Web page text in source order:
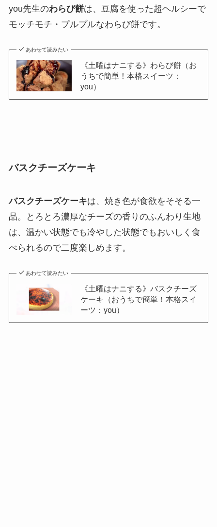
you先生のわらび餅は、豆腐を使った超ヘルシーで
モッチモチ・プルプルなわらび餅です。
あわせて読みたい
《土曜はナニする》わらび餅（お
うちで簡単！本格スイーツ：
you）
バスクチーズケーキ
バスクチーズケーキは、焼き色が食欲をそそる一
品。とろとろ濃厚なチーズの香りのふんわり生地
は、温かい状態でも冷やした状態でもおいしく食
べられるので二度楽しめます。
あわせて読みたい
《土曜はナニする》バスクチーズ
ケーキ（おうちで簡単！本格スイ
ーツ：you）